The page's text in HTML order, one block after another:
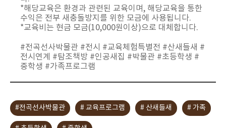
*해당교육은 환경과 관련된 교육이며, 해당교육을 통한
수익은 전부 새충돌방지를 위한 모금에 사용됩니다.
*교육비는 현금 모금(10,000원이상)으로 대체합니다.
#전곡선사박물관 #전시 #교육체험특별전 #산새들새 #
전시연계 #탐조책방 #인공새집 #박물관 #초등학생 #
중학생 #가족프로그램
#전곡선사박물관 # 교육프로그램 # 산새들새 # 가족